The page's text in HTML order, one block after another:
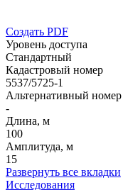
Создать PDF
Уровень доступа
Стандартный
Кадастровый номер
5537/5725-1
Альтернативный номер
-
Длина, м
100
Амплитуда, м
15
Развернуть все вкладки
Исследования